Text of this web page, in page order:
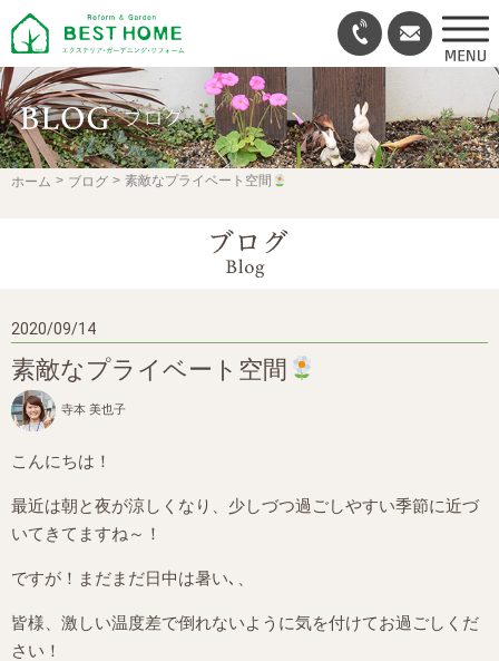
ホーム ブログ 素敵なプライベート空間
2020/09/14
素敵なプライベート空間
寺本 美也子
こんにちは！
最近は朝と夜が涼しくなり、少しづつ過ごしやすい季節に近づ
いてきてますね～！
ですが！まだまだ日中は暑い､、
皆様、激しい温度差で倒れないように気を付けてお過ごしくだ
さい！